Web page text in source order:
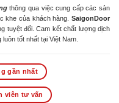
thông qua việc cung cấp các sản
khe của khách hàng. SaigonDoor
tuyệt đối. Cam kết chất lượng dịch
tốt nhất tại Việt Nam.
gần nhất
viên tư vấn